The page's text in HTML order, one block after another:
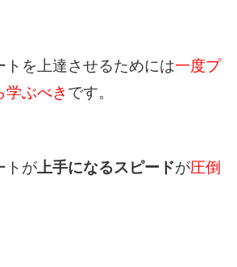
トを上達させるためには一度プ
学ぶべき です。
トが 上手になるスピードが圧倒